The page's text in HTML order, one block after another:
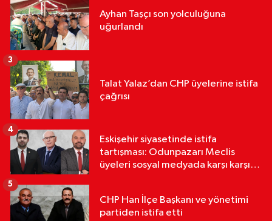
Ayhan Taşçı son yolculuğuna
uğurlandı
Talat Yalaz’dan CHP üyelerine istifa
çağrısı
3
Eskişehir siyasetinde istifa
tartışması: Odunpazarı Meclis
üyeleri sosyal medyada karşı karşıya
4
CHP Han İlçe Başkanı ve yönetimi
partiden istifa etti
5